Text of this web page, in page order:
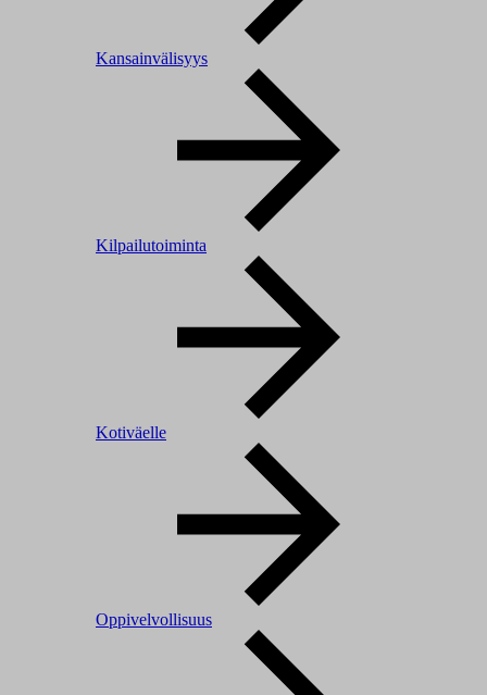
Kansainvälisyys
Kilpailutoiminta
Kotiväelle
Oppivelvollisuus